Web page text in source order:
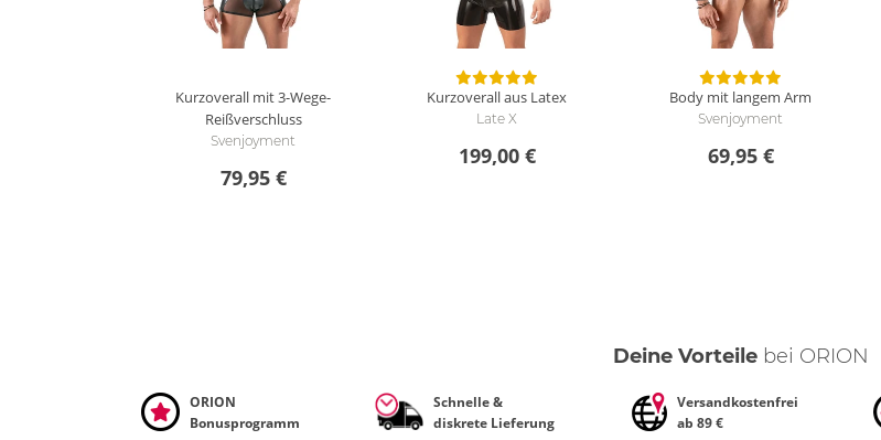
Kurzoverall mit 3-Wege-
Reißverschluss
Svenjoyment
79,95 €
Kurzoverall aus Latex
Late X
199,00 €
Body mit langem Arm
Svenjoyment
69,95 €
Deine Vorteile bei ORION
ORION
Bonusprogramm
Schnelle &
diskrete Lieferung
Versandkostenfrei
ab 89 €